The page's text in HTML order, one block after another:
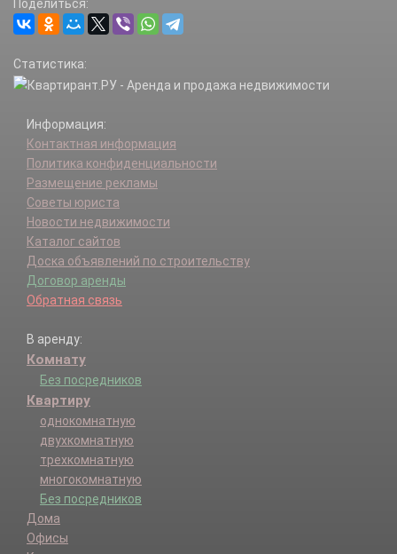
Поделиться:
Статистика:
Информация:
Контактная информация
Политика конфиденциальности
Размещение рекламы
Советы юриста
Новости недвижимости
Каталог сайтов
Доска объявлений по строительству
Договор аренды
Обратная связь
В аренду:
Комнату
Без посредников
Квартиру
однокомнатную
двухкомнатную
трехкомнатную
многокомнатную
Без посредников
Дома
Офисы